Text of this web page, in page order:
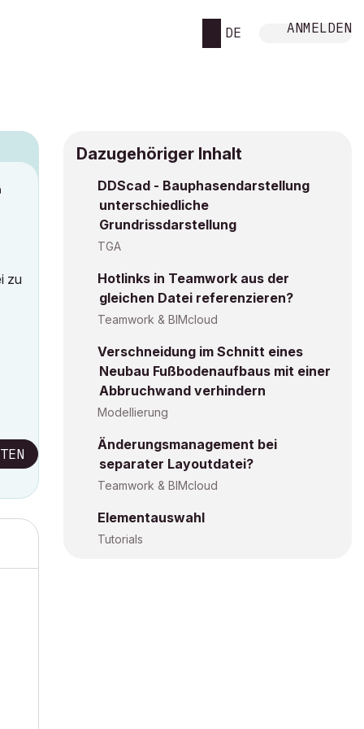
DE ANMELDEN
zu
Dazugehöriger Inhalt
DDScad - Bauphasendarstellung
unterschiedliche
Grundrissdarstellung
TGA
Hotlinks in Teamwork aus der
gleichen Datei referenzieren?
Teamwork & BIMcloud
Verschneidung im Schnitt eines
Neubau Fußbodenaufbaus mit einer
Abbruchwand verhindern
Modellierung
Änderungsmanagement bei
separater Layoutdatei?
Teamwork & BIMcloud
Elementauswahl
Tutorials